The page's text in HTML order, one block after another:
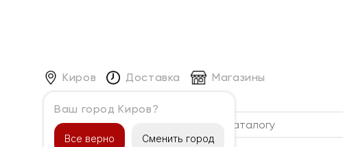
Киров
Ваш город Киров?
Все верно Сменить город
Доставка Магазины
Каталог